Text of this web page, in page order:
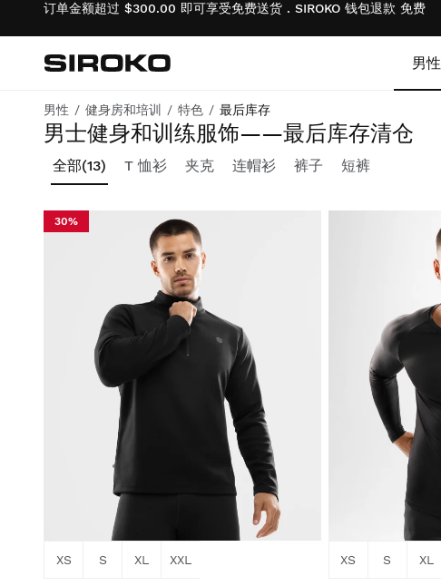
订单金额超过 $300.00 即可享受免费送货 . SIROKO 钱包退款 免费
返回首页
男性
自行车运动
健身房和培训
探险
滑雪和滑雪板
自行车运动
健身房和培训
探险
滑雪和滑雪板
生活方式男孩
生活方式女孩
骑自行车的男孩
滑雪和滑雪板男孩
滑雪和滑雪板女孩
男性 健身房和培训 特色 最后库存
男士健身和训练服饰——最后库存清仓
库存有限，售完即止，快来抢购吧！
全部(13) T 恤衫 夹克 连帽衫 裤子 短裤
30%
XS S XL XXL XS S XL